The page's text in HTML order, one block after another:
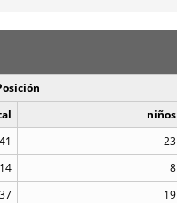
niños
41 23
14 8
37 19